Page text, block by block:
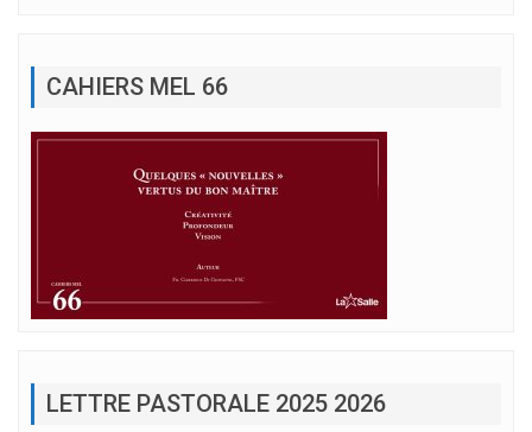
CAHIERS MEL 66
LETTRE PASTORALE 2025 2026